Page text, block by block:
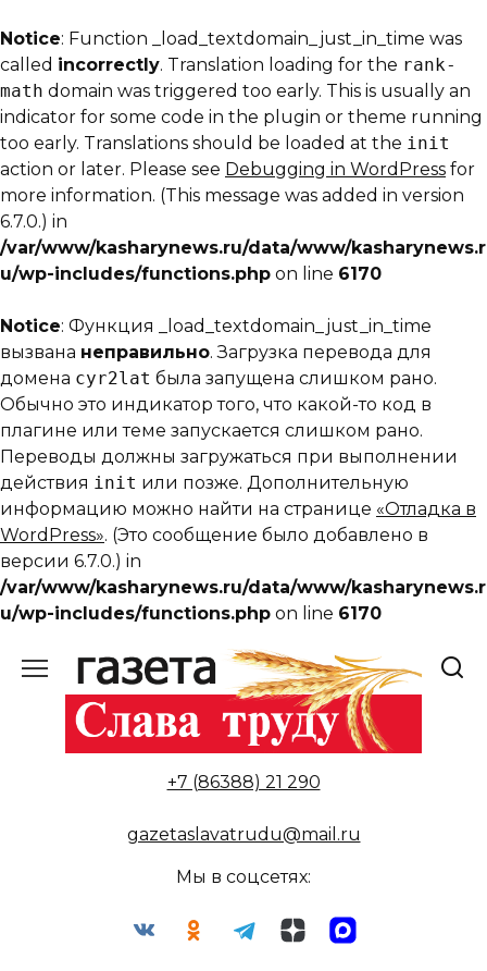
Notice: Function _load_textdomain_just_in_time was
called incorrectly. Translation loading for the rank-
math domain was triggered too early. This is usually an
indicator for some code in the plugin or theme running
too early. Translations should be loaded at the init
action or later. Please see Debugging in WordPress for
more information. (This message was added in version
6.7.0.) in
/var/www/kasharynews.ru/data/www/kasharynews.r
u/wp-includes/functions.php on line 6170
Notice: Функция _load_textdomain_just_in_time
вызвана неправильно. Загрузка перевода для
домена cyr2lat была запущена слишком рано.
Обычно это индикатор того, что какой-то код в
плагине или теме запускается слишком рано.
Переводы должны загружаться при выполнении
действия init или позже. Дополнительную
информацию можно найти на странице «Отладка в
WordPress». (Это сообщение было добавлено в
версии 6.7.0.) in
/var/www/kasharynews.ru/data/www/kasharynews.r
u/wp-includes/functions.php on line 6170
содержанию
+7 (86388) 21 290
gazetaslavatrudu@mail.ru
Мы в соцсетях: